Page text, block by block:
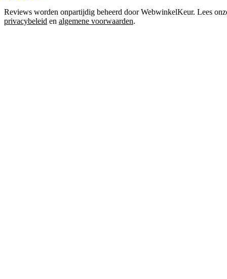
Reviews worden onpartijdig beheerd door WebwinkelKeur. Lees
privacybeleid en algemene voorwaarden.